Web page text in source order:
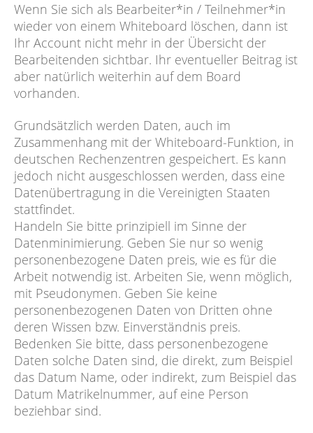
Wenn Sie sich als Bearbeiter*in / Teilnehmer*in
wieder von einem Whiteboard löschen, dann ist
Ihr Account nicht mehr in der Übersicht der
Bearbeitenden sichtbar. Ihr eventueller Beitrag ist
aber natürlich weiterhin auf dem Board
vorhanden.
Grundsätzlich werden Daten, auch im
Zusammenhang mit der Whiteboard-Funktion, in
deutschen Rechenzentren gespeichert. Es kann
jedoch nicht ausgeschlossen werden, dass eine
Datenübertragung in die Vereinigten Staaten
stattfindet.
Handeln Sie bitte prinzipiell im Sinne der
Datenminimierung. Geben Sie nur so wenig
personenbezogene Daten preis, wie es für die
Arbeit notwendig ist. Arbeiten Sie, wenn möglich,
mit Pseudonymen. Geben Sie keine
personenbezogenen Daten von Dritten ohne
deren Wissen bzw. Einverständnis preis.
Bedenken Sie bitte, dass personenbezogene
Daten solche Daten sind, die direkt, zum Beispiel
das Datum Name, oder indirekt, zum Beispiel das
Datum Matrikelnummer, auf eine Person
beziehbar sind.